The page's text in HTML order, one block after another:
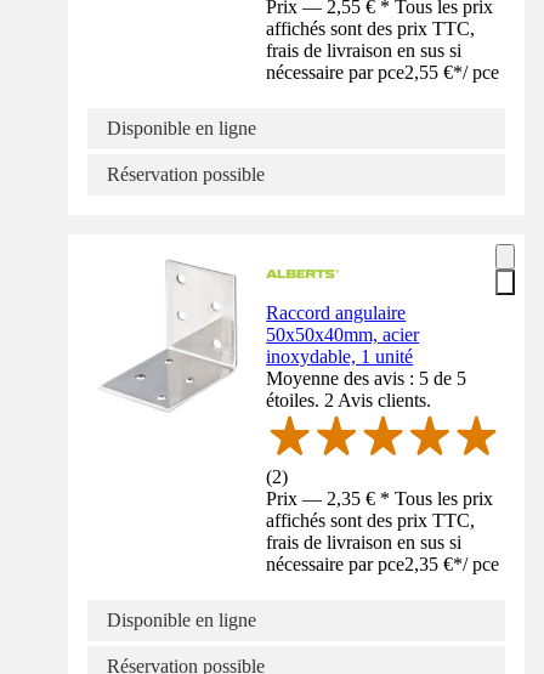
Prix — 2,55 € * Tous les prix
affichés sont des prix TTC,
frais de livraison en sus si
nécessaire par pce2,55 €*/ pce
Disponible en ligne
Réservation possible
Raccord angulaire
50x50x40mm, acier
inoxydable, 1 unité
Moyenne des avis : 5 de 5
étoiles. 2 Avis clients.
(2)
Prix — 2,35 € * Tous les prix
affichés sont des prix TTC,
frais de livraison en sus si
nécessaire par pce2,35 €*/ pce
Disponible en ligne
Réservation possible